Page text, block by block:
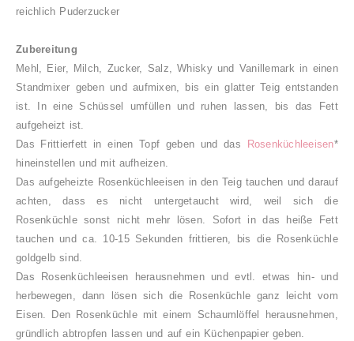
reichlich Puderzucker
Zubereitung
Mehl, Eier, Milch, Zucker, Salz, Whisky und Vanillemark in einen
Standmixer geben und aufmixen, bis ein glatter Teig entstanden
ist. In eine Schüssel umfüllen und ruhen lassen, bis das Fett
aufgeheizt ist.
Das Frittierfett in einen Topf geben und das
Rosenküchleeisen*
hineinstellen und mit aufheizen.
Das aufgeheizte Rosenküchleeisen in den Teig tauchen und darauf
achten, dass es nicht untergetaucht wird, weil sich die
Rosenküchle sonst nicht mehr lösen. Sofort in das heiße Fett
tauchen und ca. 10-15 Sekunden frittieren, bis die Rosenküchle
goldgelb sind.
Das Rosenküchleeisen herausnehmen und evtl. etwas hin- und
herbewegen, dann lösen sich die Rosenküchle ganz leicht vom
Eisen. Den Rosenküchle mit einem Schaumlöffel herausnehmen,
gründlich abtropfen lassen und auf ein Küchenpapier geben.